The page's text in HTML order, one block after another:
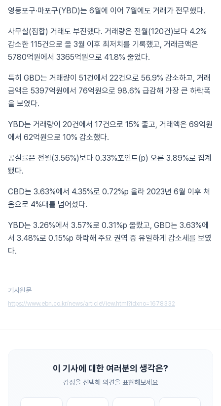
영등포구·마포구(YBD)는 6월에 이어 7월에도 거래가 전무했다.
사무실(집합) 거래도 부진했다. 거래량은 전월(120건)보다 4.2%
감소한 115건으로 올 3월 이후 최저치를 기록했고, 거래금액은
5780억원에서 3365억원으로 41.8% 줄었다.
특히 GBD는 거래량이 51건에서 22건으로 56.9% 감소하고, 거래
금액은 5397억원에서 76억원으로 98.6% 급감해 가장 큰 하락폭
을 보였다.
YBD는 거래량이 20건에서 17건으로 15% 줄고, 거래액은 69억원
에서 62억원으로 10% 감소했다.
공실률은 전월(3.56%)보다 0.33%포인트(p) 오른 3.89%로 집계
됐다.
CBD는 3.63%에서 4.35%로 0.72%p 올라 2023년 6월 이후 처
음으로 4%대를 넘어섰다.
YBD는 3.26%에서 3.57%로 0.31%p 올랐고, GBD는 3.63%에
서 3.48%로 0.15%p 하락해 주요 권역 중 유일하게 감소세를 보였
다.
기사원문
https://www.ebn.co.kr/news/articleView.html?idxno=1678332
이 기사에 대한 여러분의 생각은?
감정을 선택해 의견을 표현해보세요